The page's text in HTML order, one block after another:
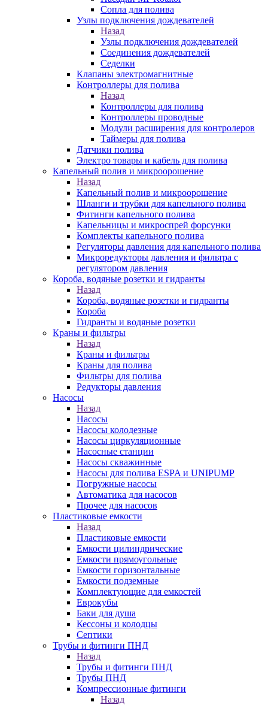
Сопла для полива
Узлы подключения дождевателей
Назад
Узлы подключения дождевателей
Соединения дождевателей
Седелки
Клапаны электромагнитные
Контроллеры для полива
Назад
Контроллеры для полива
Контроллеры проводные
Модули расширения для контролеров
Таймеры для полива
Датчики полива
Электро товары и кабель для полива
Капельный полив и микроорошение
Назад
Капельный полив и микроорошение
Шланги и трубки для капельного полива
Фитинги капельного полива
Капельницы и микроспрей форсунки
Комплекты капельного полива
Регуляторы давления для капельного полива
Микроредукторы давления и фильтра с
регулятором давления
Короба, водяные розетки и гидранты
Назад
Короба, водяные розетки и гидранты
Короба
Гидранты и водяные розетки
Краны и фильтры
Назад
Краны и фильтры
Краны для полива
Фильтры для полива
Редукторы давления
Насосы
Назад
Насосы
Насосы колодезные
Насосы циркуляционные
Насосные станции
Насосы скважинные
Насосы для полива ESPA и UNIPUMP
Погружные насосы
Автоматика для насосов
Прочее для насосов
Пластиковые емкости
Назад
Пластиковые емкости
Емкости цилиндрические
Емкости прямоугольные
Емкости горизонтальные
Емкости подземные
Комплектующие для емкостей
Еврокубы
Баки для душа
Кессоны и колодцы
Септики
Трубы и фитинги ПНД
Назад
Трубы и фитинги ПНД
Трубы ПНД
Компрессионные фитинги
Назад